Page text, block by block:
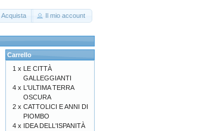
Acquista Il mio account
Carrello
1 x LE CITTÀ
GALLEGGIANTI
4 x L'ULTIMA TERRA
OSCURA
2 x CATTOLICI E ANNI DI
PIOMBO
4 x IDEA DELL'ISPANITÀ